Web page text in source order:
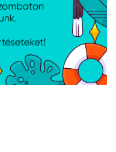
újrahasznosított
0,045 Kg